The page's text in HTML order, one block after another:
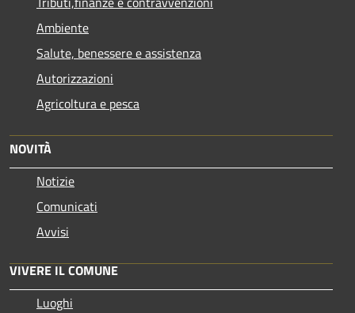
Ambiente
Salute, benessere e assistenza
Autorizzazioni
Agricoltura e pesca
NOVITÀ
Notizie
Comunicati
Avvisi
VIVERE IL COMUNE
Luoghi